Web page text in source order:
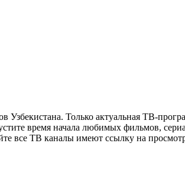
Только актуальная ТВ-
время начала любимых фильмов,
все ТВ каналы имеют ссылку на